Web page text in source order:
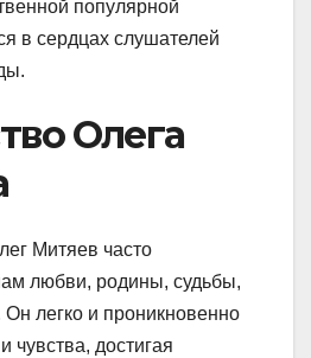
популярной
в сердцах слушателей
Олега
Митяев часто
любви, родины, судьбы,
Он легко и проникновенно
чувства, достигая